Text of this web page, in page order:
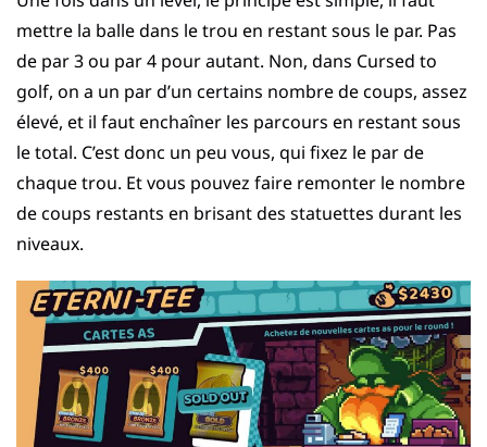
mettre la balle dans le trou en restant sous le par. Pas
de par 3 ou par 4 pour autant. Non, dans Cursed to
golf, on a un par d’un certains nombre de coups, assez
élevé, et il faut enchaîner les parcours en restant sous
le total. C’est donc un peu vous, qui fixez le par de
chaque trou. Et vous pouvez faire remonter le nombre
de coups restants en brisant des statuettes durant les
niveaux.